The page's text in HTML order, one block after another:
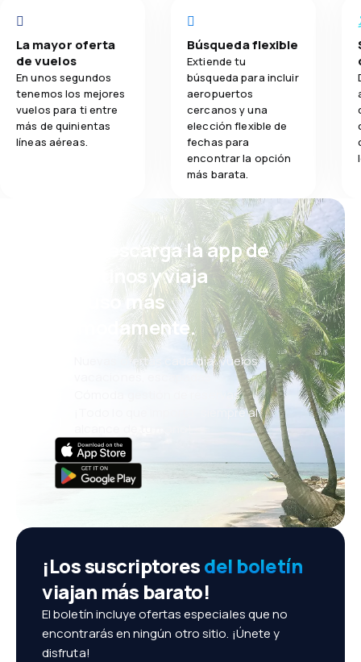
La mayor oferta
de vuelos
En unos segundos
tenemos los mejores
vuelos para ti entre
más de quinientas
líneas aéreas.
Búsqueda flexible
Extiende tu
búsqueda para incluir
aeropuertos
cercanos y una
elección flexible de
fechas para
encontrar la opción
más barata.
¡Eh! Descarga la app de
eDestinos y viaja
incluso más
cómodamente.
Nuevas ofertas cada día: vuelos,
vacaciones, escapadas
Cómoda gestión de reservas
¡Todo lo que importa, siempre al
¡Los suscriptoresdel boletín
viajan más barato!
El boletín incluye ofertas especiales que no
encontrarás en ningún otro sitio. ¡Únete y
disfruta!